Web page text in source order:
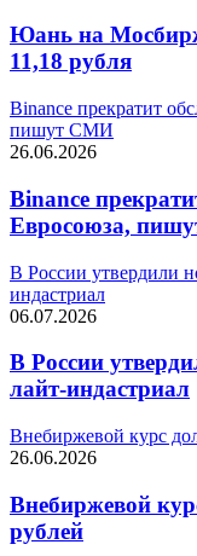
Юань на
11,18 рубля
Binance прекратит
пишут СМИ
26.06.2026
Binance
Евросоюза,
В России утвердили
индастриал
06.07.2026
В России
лайт-индастриал
Внебиржевой курс
26.06.2026
Внебиржевой
рублей